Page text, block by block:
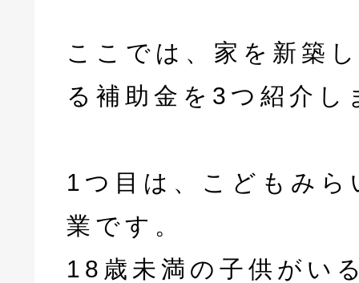
ここでは、家を新築
る補助金を3つ紹介し
1つ目は、こどもみら
業です。
18歳未満の子供がい